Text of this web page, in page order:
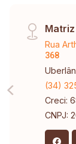
Matriz
Rua
368
(34)
Creci:
CNPJ: